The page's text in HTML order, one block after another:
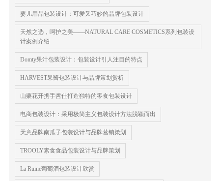
婴儿用品包装设计：可爱又巧妙的品牌包装设计
天然之选，呵护之美——NATURAL CARE COSMETICS系列包装设
计案例介绍
Domty果汁包装设计：包装设计引人注目的特点
HARVEST果酱包装设计与品牌策划赏析
山栗花开携手哲仕打造独特的零食包装设计
电商包装设计：采用极简主义包装设计方法脱颖而出
天意品牌南瓜子包装设计与品牌营销策划
TROOLY素食食品包装设计与品牌策划
La Ruine葡萄酒包装设计欣赏